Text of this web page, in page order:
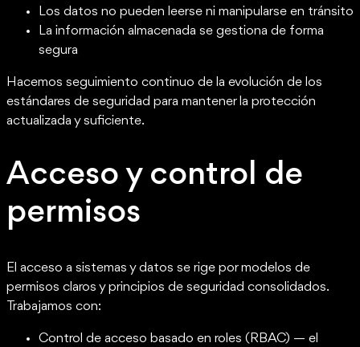
Los datos no pueden leerse ni manipularse en tránsito
La información almacenada se gestiona de forma
segura
Hacemos seguimiento continuo de la evolución de los
estándares de seguridad para mantener la protección
actualizada y suficiente.
Acceso y control de
permisos
El acceso a sistemas y datos se rige por modelos de
permisos claros y principios de seguridad consolidados.
Trabajamos con:
Control de acceso basado en roles (RBAC) — el